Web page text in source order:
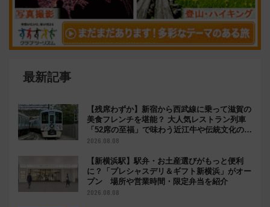
最新記事
【残席わずか】新宿から西武線に乗って滋賀の
美食フレンチを堪能？ 大人気レストラン列車
「52席の至福」で味わう近江牛や伝統文化の特
別コラボ
2026.08.08
【新横浜駅】駅弁・お土産選びがもっと便利
に？「プレシャスデリ＆ギフト新横浜」がオー
プン 場所や営業時間・限定弁当を紹介
2026.08.08